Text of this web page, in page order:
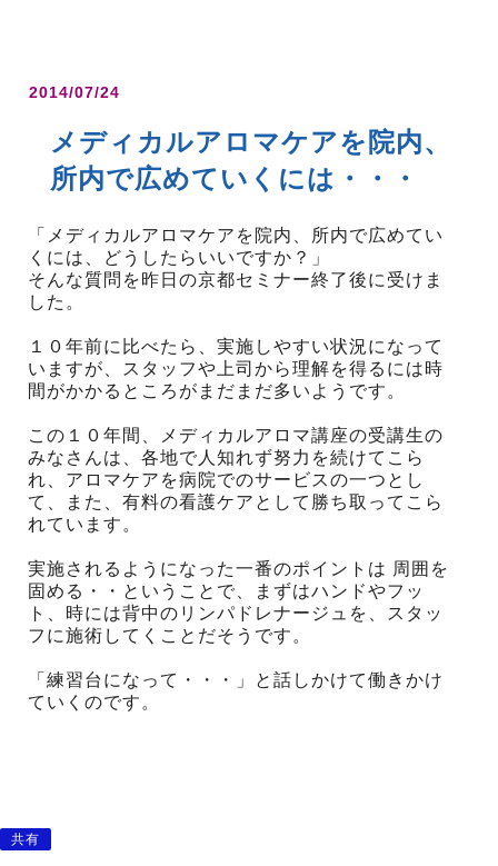
2014/07/24
メディカルアロマケアを院内、
所内で広めていくには・・・
「メディカルアロマケアを院内、所内で広めてい
くには、どうしたらいいですか？」
そんな質問を昨日の京都セミナー終了後に受けま
した。
１０年前に比べたら、実施しやすい状況になって
いますが、スタッフや上司から理解を得るには時
間がかかるところがまだまだ多いようです。
この１０年間、メディカルアロマ講座の受講生の
みなさんは、各地で人知れず努力を続けてこら
れ、アロマケアを病院でのサービスの一つとし
て、また、有料の看護ケアとして勝ち取ってこら
れています。
実施されるようになった一番のポイントは 周囲を
固める・・ということで、まずはハンドやフッ
ト、時には背中のリンパドレナージュを、スタッ
フに施術してくことだそうです。
「練習台になって・・・」と話しかけて働きかけ
ていくのです。
共有